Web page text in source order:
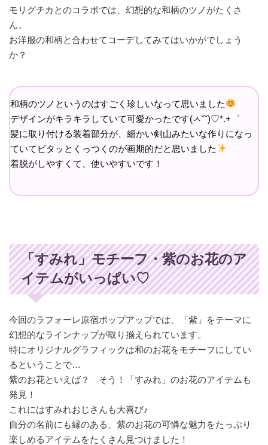
モリグチカとのコラボでは、幻想的な和柄のツノがたくさ
ん。
お洋服の和柄と合わせてコーデしてみてはいかがでしょう
か？
和柄のツノというのはすごく珍しいなって思いました
デザインがキラキラしていて可愛かったです(ㅅ˘˘)♡*.+゜
髪に取り付ける装着部分が、細かい剣山みたいな作りになっ
ていてピタッとくっつくのが画期的だと思いました
着脱がしやすくて、使いやすいです！
「すみれ」モチーフ・紫のお花のア
イテムがいっぱい♡
今回のラフォーレ原宿ポップアップでは、「紫」をテーマに
幻想的なラインナップが取り揃えられています。
特にオリジナルグラフィックは和のお花をモチーフにしてい
るということで…
紫のお花といえば？ そう！「すみれ」のお花のアイテムも
発見！
これにはすみれおじさんも大喜び♪
自分の名前にも縁のある、紫のお花の可憐な魅力をたっぷり
楽しめるアイテムをたくさん見つけました！